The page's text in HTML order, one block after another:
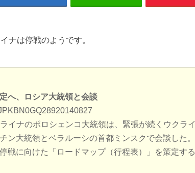
ナは停戦のようです。
へ、ロシア大統領と会談
ナのポロシェンコ大統領は、緊張が続くウクライ
ン大統領とベラルーシの首都ミンスクで会談した。
戦に向けた「ロードマップ（行程表）」を策定する